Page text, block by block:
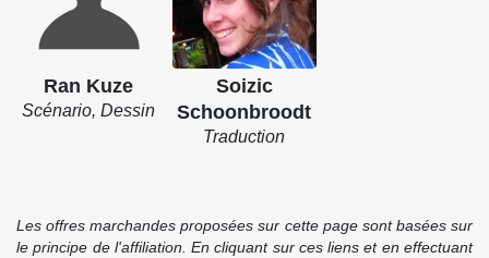
Ran Kuze
Scénario, Dessin
Soizic
Schoonbroodt
Traduction
Les offres marchandes proposées sur cette page sont basées sur
le principe de l'affiliation. En cliquant sur ces liens et en effectuant